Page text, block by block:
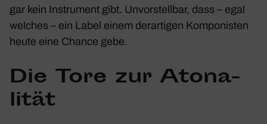
gar kein Instru­ment gibt. Unvor­stellbar, dass – egal
welches – ein Label einem derar­tigen Kompo­nisten
heute eine Chance gebe.
Die Tore zur Atona­
lität